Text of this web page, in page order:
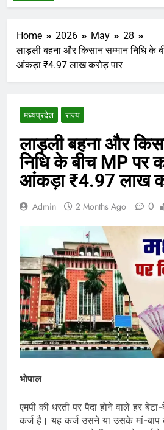
Home 2026 May
28
लाड़ली बहना और किसान सम्मान निधि के
आंकड़ा ₹4.97 लाख करोड़ पार
मध्‍यप्रदेश राज्य
लाड़ली बहना और
निधि के बीच MP पर
आंकड़ा ₹4.97 लाख
Admin 2 Months Ago 0
भोपाल
एमपी की धरती पर पैदा होने वाले हर
कर्ज है। यह कर्ज उसने या उसके मां-बाप